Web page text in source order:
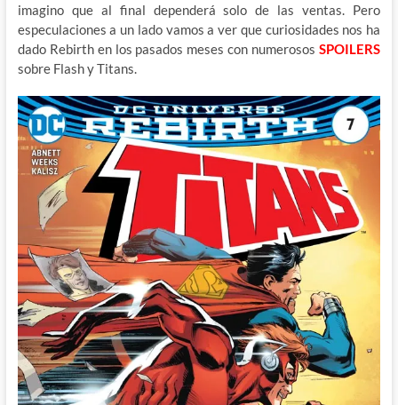
imagino que al final dependerá solo de las ventas. Pero
especulaciones a un lado vamos a ver que curiosidades nos ha
dado Rebirth en los pasados meses con numerososSPOILERS
sobre Flash y Titans.